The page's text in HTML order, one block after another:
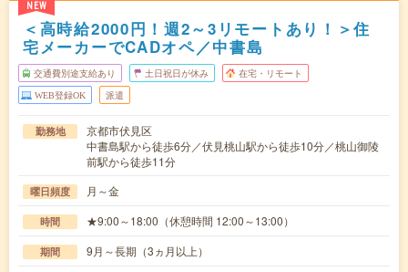
NEW
＜高時給2000円！週2～3リモートあり！＞住
宅メーカーでCADオペ／中書島
交通費別途支給あり 土日祝日が休み 在宅・リモート
WEB登録OK 派遣
勤務地
京都市伏見区
中書島駅から徒歩6分／伏見桃山駅から徒歩10分／桃山御陵
前駅から徒歩11分
曜日頻度 月～金
時間 ★9:00～18:00（休憩時間 12:00～13:00）
期間 9月～長期（3ヵ月以上）